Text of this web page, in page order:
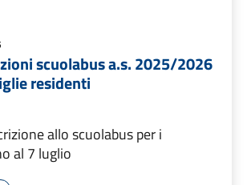
scuolabus a.s. 2025/2026
residenti
allo scuolabus per i
al 7 luglio